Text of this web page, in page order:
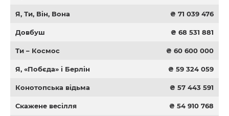
Я, Ти, Він, Вона ₴ 71 039 476
Довбуш ₴ 68 531 881
Ти – Космос ₴ 60 600 000
Я, «Побєда» і Берлін ₴ 59 324 059
Конотопська відьма ₴ 57 443 591
Скажене весілля ₴ 54 910 768